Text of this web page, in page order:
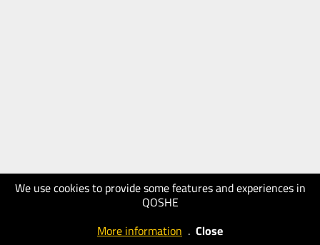
We use cookies to provide some features and experiences in
QOSHE
More information . Close